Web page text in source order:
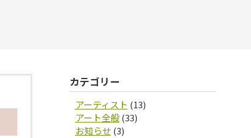
カテゴリー
アーティスト (13)
アート全般(33)
お知らせ (3)